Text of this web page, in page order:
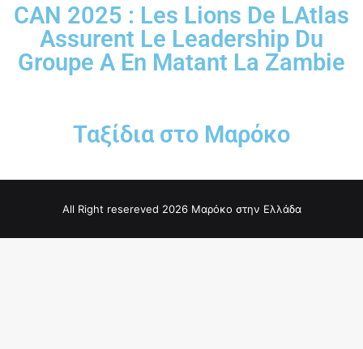
CAN 2025 : Les Lions De LAtlas
Assurent Le Leadership Du
Groupe A En Matant La Zambie
Ταξίδια στο Μαρόκο
All Right resereved 2026 Μαρόκο στην Ελλάδα